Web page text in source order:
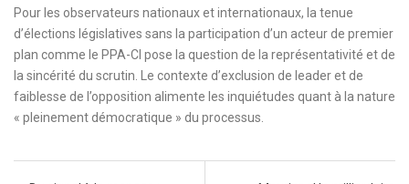
Pour les observateurs nationaux et internationaux, la tenue
d’élections législatives sans la participation d’un acteur de premier
plan comme le PPA-CI pose la question de la représentativité et de
la sincérité du scrutin. Le contexte d’exclusion de leader et de
faiblesse de l’opposition alimente les inquiétudes quant à la nature
« pleinement démocratique » du processus.